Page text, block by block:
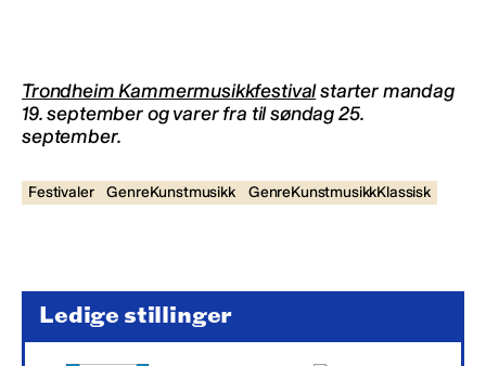
Trondheim Kammermusikkfestivalstarter mandag
19. september og varer fra til søndag 25.
september.
Festivaler GenreKunstmusikk GenreKunstmusikkKlassisk
Ledige stillinger